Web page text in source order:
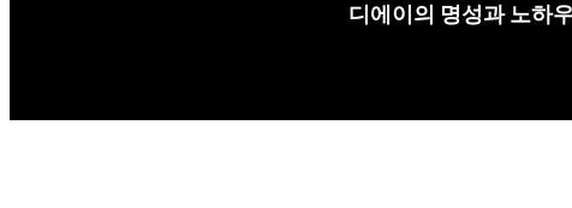
디에이의 명성과 노하